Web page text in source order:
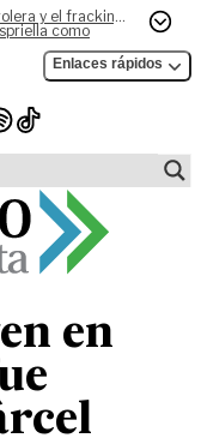
y el fracking,
como
Enlaces rápidos
en